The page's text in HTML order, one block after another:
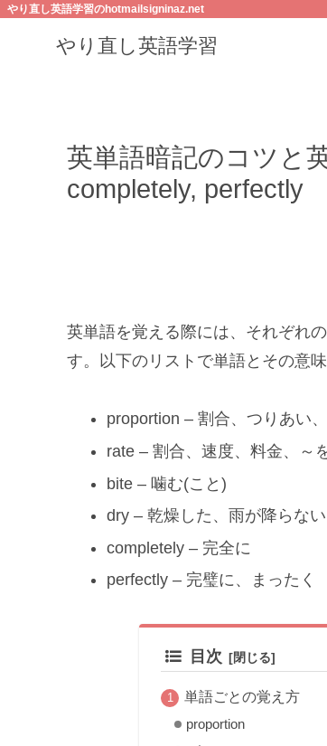
やり直し英語学習のhotmailsigninaz.net
やり直し英語学習
英単語暗記のコツと
completely, perfectly
英単語を覚える際には、それぞれ
す。以下のリストで単語とその意
proportion – 割合、つりあい
rate – 割合、速度、料金、～
bite – 噛む(こと)
dry – 乾燥した、雨が降らな
completely – 完全に
perfectly – 完璧に、まったく
目次
単語ごとの覚え方
proportion